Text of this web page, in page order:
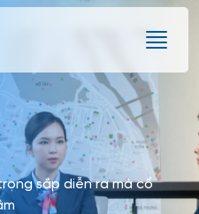
sắp diễn ra mà cổ